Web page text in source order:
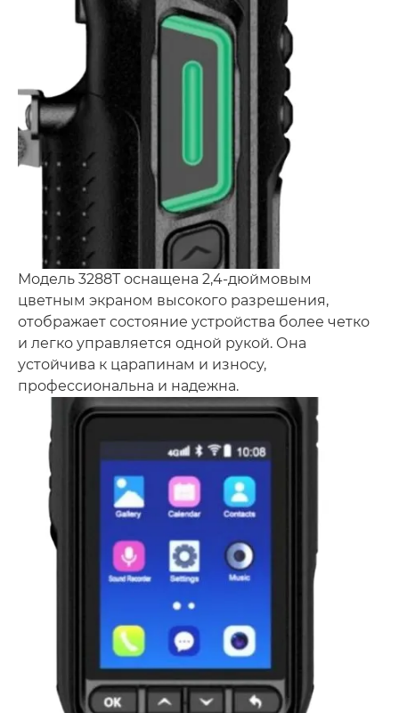
Модель 3288T оснащена 2,4-дюймовым
цветным экраном высокого разрешения,
отображает состояние устройства более четко
и легко управляется одной рукой. Она
устойчива к царапинам и износу,
профессиональна и надежна.